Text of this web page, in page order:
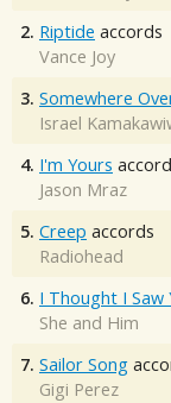
2. Riptide accords
Vance Joy
3. Somewhere
Israel
4. I'm Yours
Jason Mraz
5. Creep accords
Radiohead
6. I Thought I Saw
She and Him
7. Sailor Song
Gigi Perez